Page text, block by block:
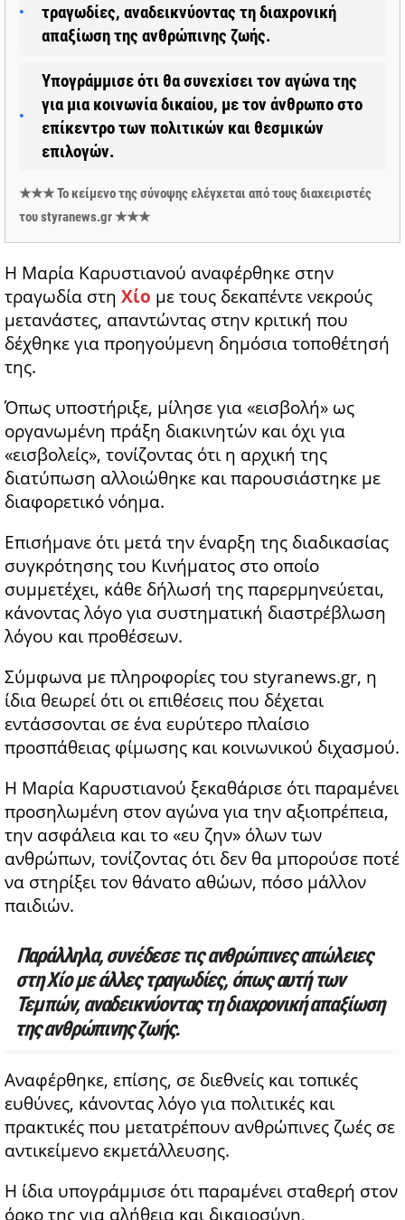
τραγωδίες, αναδεικνύοντας τη διαχρονική
απαξίωση της ανθρώπινης ζωής.
Υπογράμμισε ότι θα συνεχίσει τον αγώνα της
για μια κοινωνία δικαίου, με τον άνθρωπο στο
επίκεντρο των πολιτικών και θεσμικών
επιλογών.
★★★ Το κείμενο της σύνοψης ελέγχεται από τους διαχειριστές
του styranews.gr ★★★
Η Μαρία Καρυστιανού αναφέρθηκε στην
τραγωδία στη Χίο με τους δεκαπέντε νεκρούς
μετανάστες, απαντώντας στην κριτική που
δέχθηκε για προηγούμενη δημόσια τοποθέτησή
της.
Όπως υποστήριξε, μίλησε για «εισβολή» ως
οργανωμένη πράξη διακινητών και όχι για
«εισβολείς», τονίζοντας ότι η αρχική της
διατύπωση αλλοιώθηκε και παρουσιάστηκε με
διαφορετικό νόημα.
Επισήμανε ότι μετά την έναρξη της διαδικασίας
συγκρότησης του Κινήματος στο οποίο
συμμετέχει, κάθε δήλωσή της παρερμηνεύεται,
κάνοντας λόγο για συστηματική διαστρέβλωση
λόγου και προθέσεων.
Σύμφωνα με πληροφορίες του styranews.gr, η
ίδια θεωρεί ότι οι επιθέσεις που δέχεται
εντάσσονται σε ένα ευρύτερο πλαίσιο
προσπάθειας φίμωσης και κοινωνικού διχασμού.
Η Μαρία Καρυστιανού ξεκαθάρισε ότι παραμένει
προσηλωμένη στον αγώνα για την αξιοπρέπεια,
την ασφάλεια και το «ευ ζην» όλων των
ανθρώπων, τονίζοντας ότι δεν θα μπορούσε ποτέ
να στηρίξει τον θάνατο αθώων, πόσο μάλλον
παιδιών.
Παράλληλα, συνέδεσε τις ανθρώπινες απώλειες
στη Χίο με άλλες τραγωδίες, όπως αυτή των
Τεμπών, αναδεικνύοντας τη διαχρονική απαξίωση
της ανθρώπινης ζωής.
Αναφέρθηκε, επίσης, σε διεθνείς και τοπικές
ευθύνες, κάνοντας λόγο για πολιτικές και
πρακτικές που μετατρέπουν ανθρώπινες ζωές σε
αντικείμενο εκμετάλλευσης.
Η ίδια υπογράμμισε ότι παραμένει σταθερή στον
όρκο της για αλήθεια και δικαιοσύνη,